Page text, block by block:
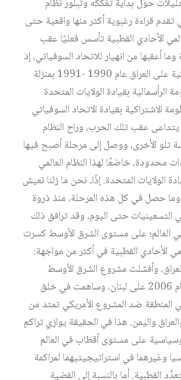
حول بداية تفككه وتبلور نظام
تقدم قراءة رغبوية أكثر منها واقعية حتى
الأحادي القطبية تأسس فعليًا عقب
أعقبها من انهيار للاتحاد السوفياتي، إذ
كانت الحرب الأمريكية على العراق عام 1990 -1991 بمنزلة
الرأسمالية بقيادة الولايات المتحدة
الاشتراكية بقيادة الاتحاد السوفياتي
عقب تلك الحرب، وراح النظام
تلو الأخرى، ووصل إلى مرحلة أصبح فيها
محدودة، خاضعًا لهذا النظام العالمي
الولايات المتحدة. إذًا، نحن ما زلنا نعيش
حصل في كل هذه المرحلة، منذ ذروة
التسعينيات حتى اليوم، وقد ترافق ذلك
العالم؛ على مستوى الشرق الأوسط كسرت
الأحادي القطبية في أكثر من مواجهة:
وأفشلت مشروع الشرق الأوسط
الجديد في حرب عام 2006 على لبنان، وساهمت في خلق
المنطقة ضد المشروع الأمريكي تمتد من
واليمن. هذا في الحقيقة يوازي تراكم
على مستوى أقطاب في العالم
وغيرهما في استراتيجيتيهما لمراكمة
القطبية. أما بالنسبة إلى القضية